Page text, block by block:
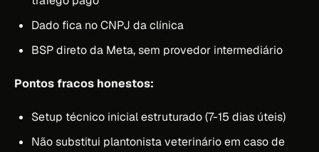
Dado fica no CNPJ da clínica
BSP direto da Meta, sem provedor intermediário
Pontos fracos honestos:
Setup técnico inicial estruturado (7-15 dias úteis)
Não substitui plantonista veterinário em caso de